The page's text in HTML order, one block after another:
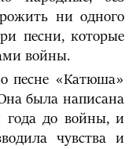
ни одного
песни, которые
войны.
песне «Катюша»
была написана
года до войны, и
чувства и